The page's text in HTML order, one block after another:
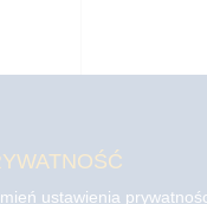
ustawienia